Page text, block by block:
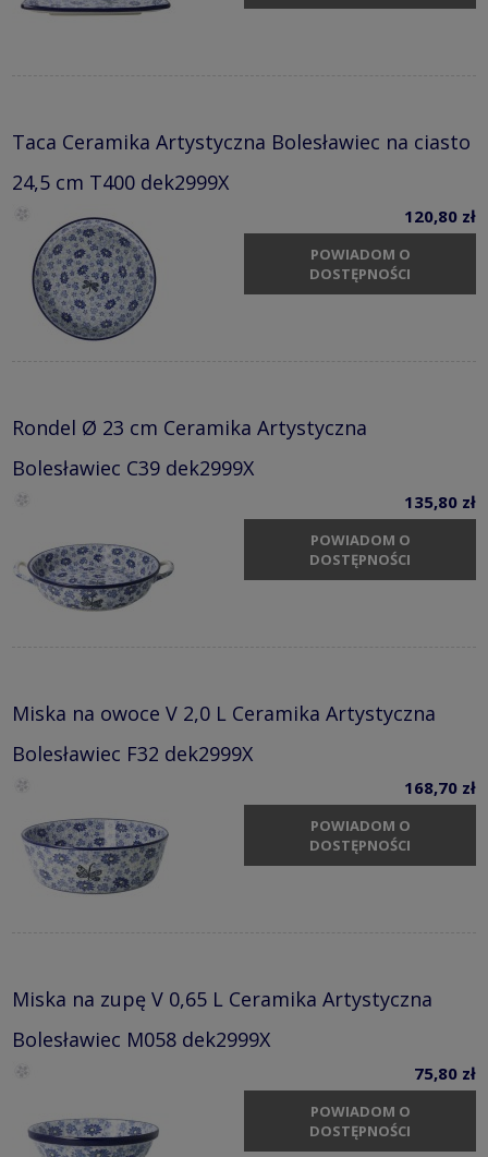
Taca Ceramika Artystyczna Bolesławiec na ciasto
24,5 cm T400 dek2999X
120,80 zł
POWIADOM O
DOSTĘPNOŚCI
Rondel Ø 23 cm Ceramika Artystyczna
Bolesławiec C39 dek2999X
135,80 zł
POWIADOM O
DOSTĘPNOŚCI
Miska na owoce V 2,0 L Ceramika Artystyczna
Bolesławiec F32 dek2999X
168,70 zł
POWIADOM O
DOSTĘPNOŚCI
Miska na zupę V 0,65 L Ceramika Artystyczna
Bolesławiec M058 dek2999X
75,80 zł
POWIADOM O
DOSTĘPNOŚCI